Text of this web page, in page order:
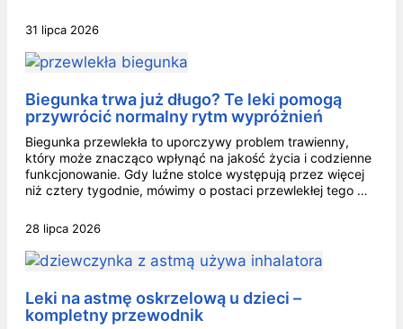
31 lipca 2026
Biegunka trwa już długo? Te leki pomogą
przywrócić normalny rytm wypróżnień
Biegunka przewlekła to uporczywy problem trawienny,
który może znacząco wpłynąć na jakość życia i codzienne
funkcjonowanie. Gdy luźne stolce występują przez więcej
niż cztery tygodnie, mówimy o postaci przewlekłej tego …
28 lipca 2026
Leki na astmę oskrzelową u dzieci –
kompletny przewodnik